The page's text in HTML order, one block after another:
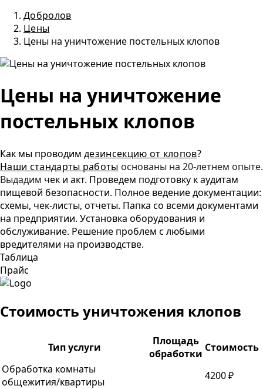
Добролов
Цены
Цены на уничтожение постельных клопов
Цены на уничтожение
постельных клопов
Как мы проводим дезинсекцию от клопов?
Наши стандарты работы основаны на 20-летнем опыте.
Выдадим чек и акт. Проведем подготовку к аудитам
пищевой безопасности. Полное ведение документации:
схемы, чек-листы, отчеты. Папка со всеми документами
на предприятии. Установка оборудования и
обслуживание. Решение проблем с любыми
вредителями на производстве.
Таблица
Прайс
Стоимость уничтожения клопов
Тип услуги
Площадь
обработки Стоимость
Обработка комнаты
общежития/квартиры
4200 ₽